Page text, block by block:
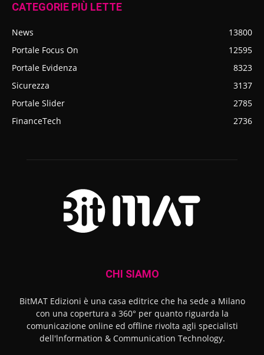
CATEGORIE PIÙ LETTE
News
13800
Portale Focus On
12595
Portale Evidenza
8323
Sicurezza
3137
Portale Slider
2785
FinanceTech
2736
CHI SIAMO
BitMAT Edizioni è una casa editrice che ha sede a Milano
con una copertura a 360° per quanto riguarda la
comunicazione online ed offline rivolta agli specialisti
dell'lnformation & Communication Technology.